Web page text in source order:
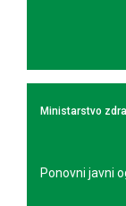
Ministarstvo
Ponovni javni